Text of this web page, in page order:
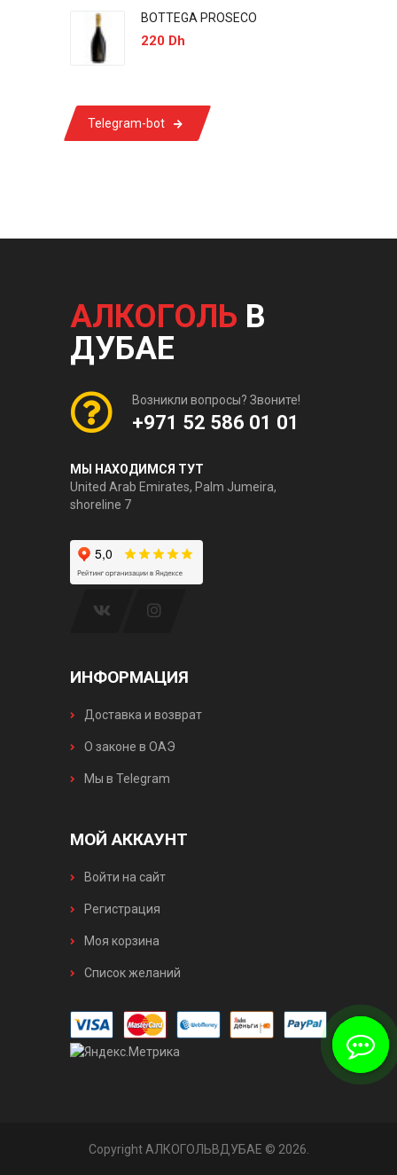
BOTTEGA PROSECO
220 Dh
Telegram-bot
АЛКОГОЛЬ В
ДУБАЕ
Возникли вопросы? Звоните!
+971 52 586 01 01
МЫ НАХОДИМСЯ ТУТ
United Arab Emirates, Palm Jumeira,
shoreline 7
ИНФОРМАЦИЯ
Доставка и возврат
О законе в ОАЭ
Мы в Telegram
МОЙ АККАУНТ
Войти на сайт
Регистрация
Моя корзина
Список желаний
Copyright АЛКОГОЛЬВДУБАЕ © 2026